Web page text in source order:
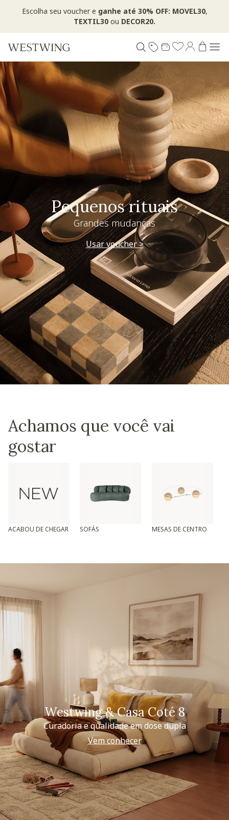
Escolha seu voucher e ganhe até 30% OFF: MOVEL30,
TEXTIL30 ou DECOR20.
Pequenos rituais
Grandes mudanças
Usar voucher >
Achamos que você vai
gostar
ACABOU DE CHEGAR SOFÁS MESAS DE CENTRO
Westwing & Casa Coté 8
Curadoria e qualidade em dose dupla
Vem conhecer